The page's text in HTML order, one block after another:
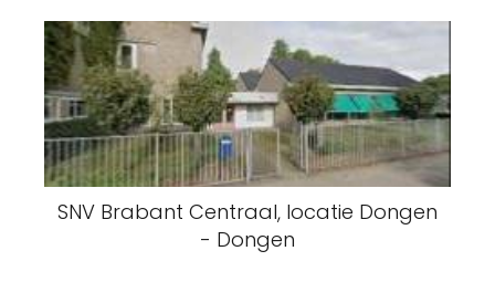
SNV Brabant Centraal, locatie Dongen
- Dongen